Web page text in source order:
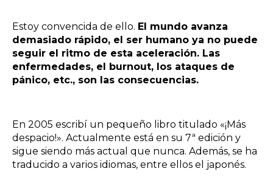
Estoy convencida de ello. El mundo avanza
demasiado rápido, el ser humano ya no puede
seguir el ritmo de esta aceleración. Las
enfermedades, el burnout, los ataques de
pánico, etc., son las consecuencias.
En 2005 escribí un pequeño libro titulado «¡Más
despacio!». Actualmente está en su 7ª edición y
sigue siendo más actual que nunca. Además, se ha
traducido a varios idiomas, entre ellos el japonés.